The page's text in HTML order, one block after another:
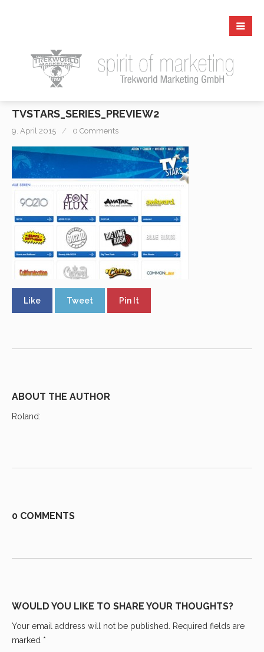
TVSTARS_SERIES_PREVIEW2
9. April 2015 0 Comments
Like Tweet Pin It
ABOUT THE AUTHOR
Roland:
0 COMMENTS
WOULD YOU LIKE TO SHARE YOUR THOUGHTS?
Your email address will not be published. Required fields are
marked *